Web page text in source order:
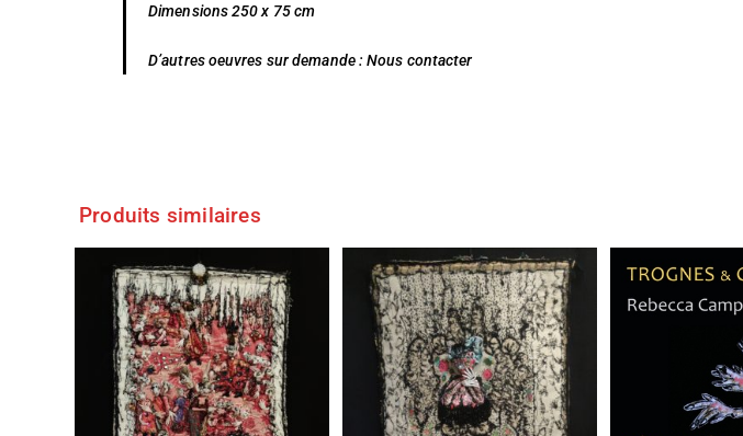
Dimensions 250 x 75 cm
D’autres oeuvres sur demande :Nous contacter
Produits similaires